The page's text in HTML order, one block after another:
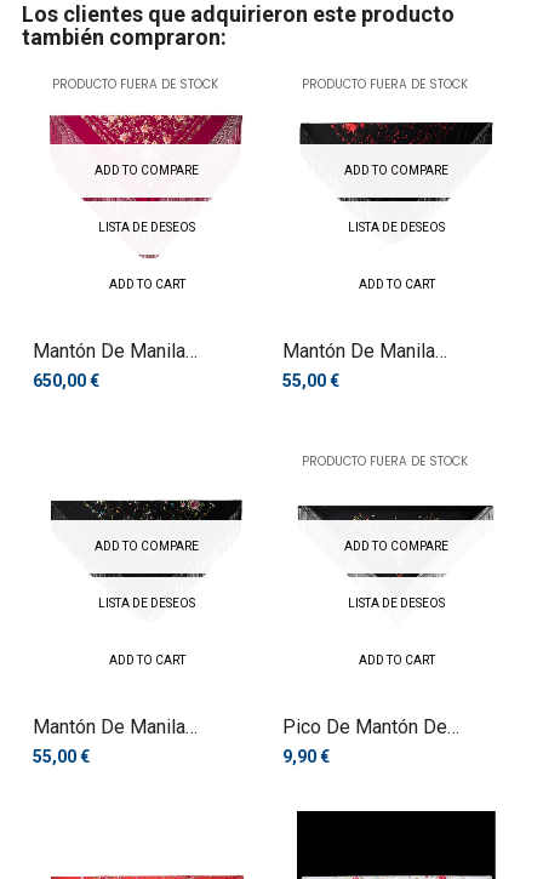
Los clientes que adquirieron este producto
también compraron:
PRODUCTO FUERA DE STOCK
ADD TO COMPARE
LISTA DE DESEOS
ADD TO CART
Mantón De Manila
Bordado A...
650,00 €
PRODUCTO FUERA DE STOCK
ADD TO COMPARE
LISTA DE DESEOS
ADD TO CART
Mantón De Manila
Bordado A...
55,00 €
ADD TO COMPARE
LISTA DE DESEOS
ADD TO CART
Mantón De Manila
Bordado A...
55,00 €
PRODUCTO FUERA DE STOCK
ADD TO COMPARE
LISTA DE DESEOS
ADD TO CART
Pico De Mantón De
Manila...
9,90 €